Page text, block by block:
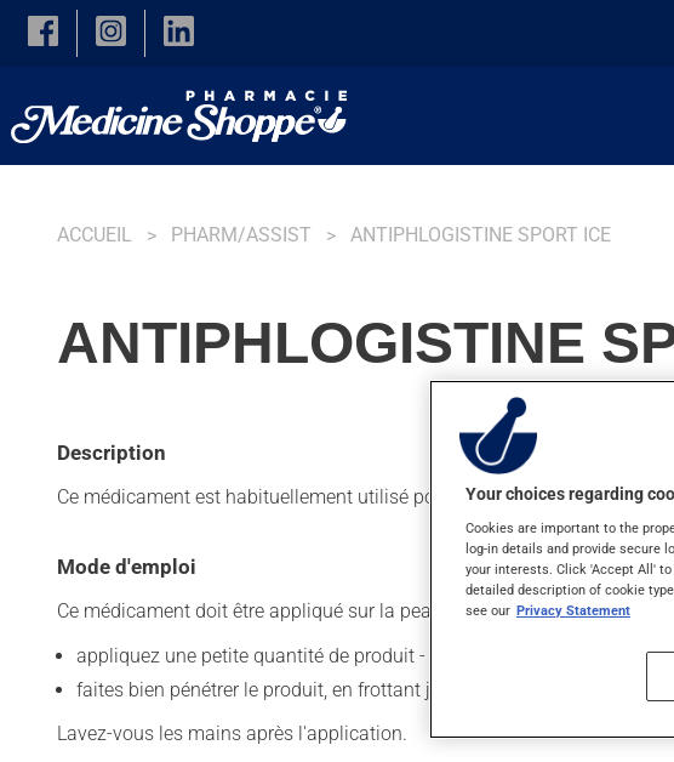
Skip to main content
ACCUEIL PHARM/ASSIST ANTIPHLOGISTINE SPORT ICE
ANTIPHLOGISTINE
Description
Ce médicament est habituellement utilisé pour les douleurs
Mode d'emploi
Ce médicament doit être appliqué sur la peau. Pour l'utiliser :
appliquez une petite quantité de produit - n'en mettez pas trop et
faites bien pénétrer le produit, en frottant jusqu'à ce qu'il n'en reste plus
Lavez-vous les mains après l'application.
Your choices regarding
Cookies are important to the
log-in details and provide
your interests. Click 'Accept All'
detailed description of cookie
see our Privacy Statement